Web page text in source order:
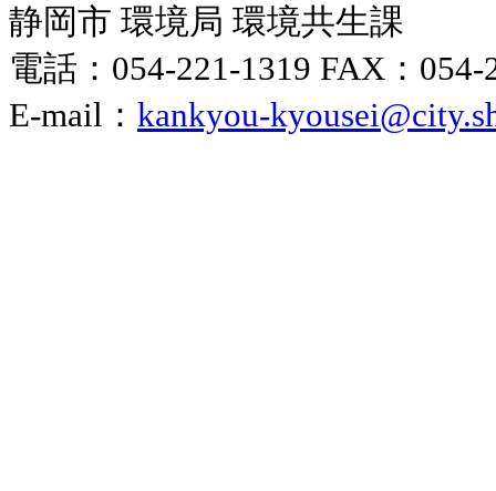
静岡市 環境局 環境共生課
電話：054-221-1319 FAX：054-
E-mail： kankyou-